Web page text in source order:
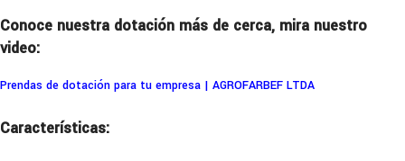
Conoce nuestra dotación más de cerca, mira nuestro
video:
Prendas de dotación para tu empresa | AGROFARBEF LTDA
Características: